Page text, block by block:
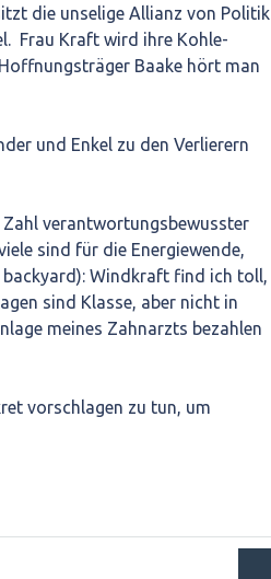
die unselige Allianz von Politik
Frau Kraft wird ihre Kohle-
Baake hört man
und Enkel zu den Verlierern
verantwortungsbewusster
sind für die Energiewende,
Windkraft find ich toll,
sind Klasse, aber nicht in
meines Zahnarzts bezahlen
vorschlagen zu tun, um